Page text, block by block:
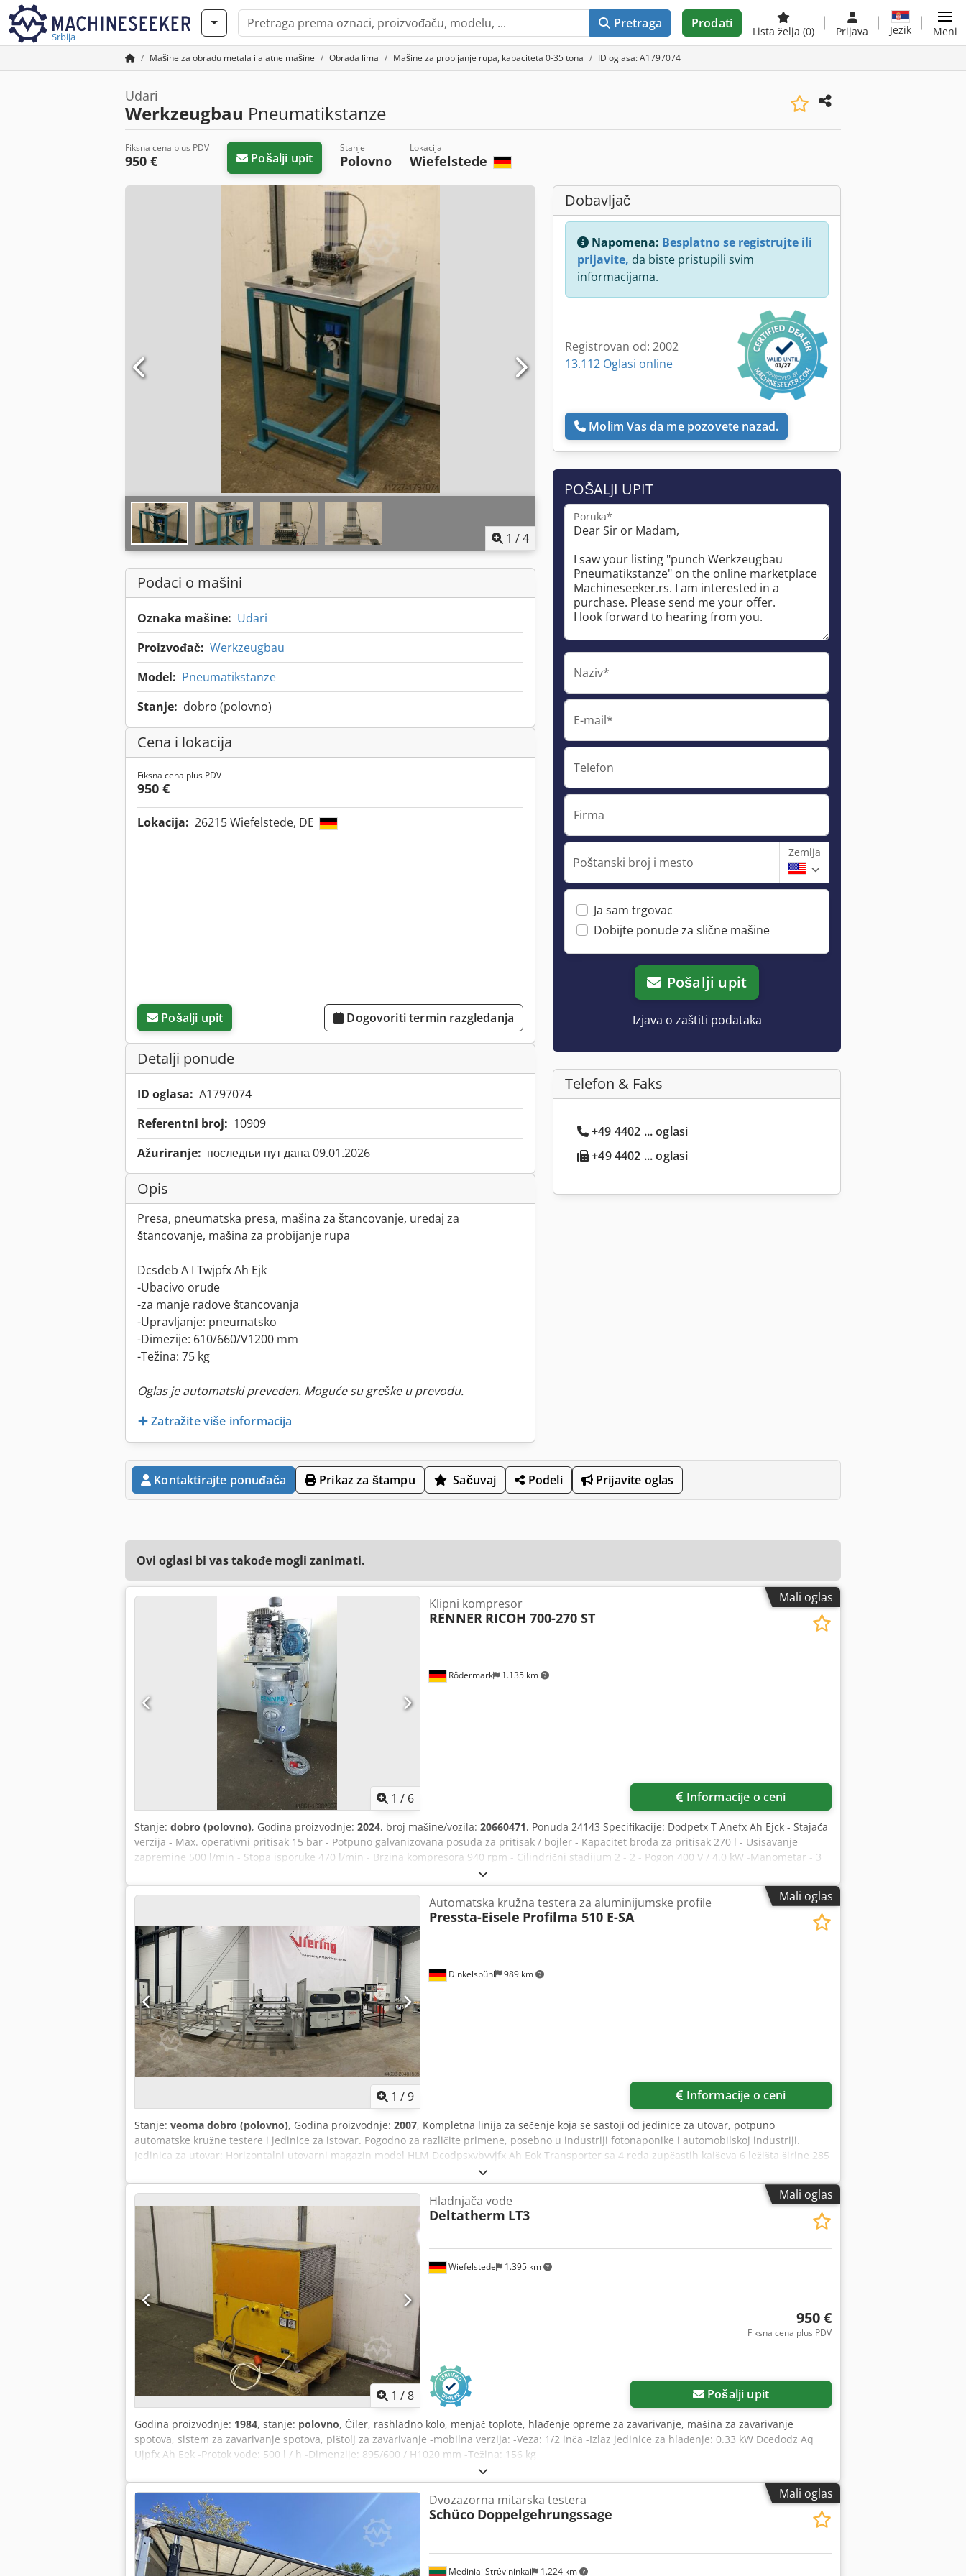
Srbija
Pretraga Prodati
Lista želja (0) Prijava Jezik Meni
Mašine za obradu metala i alatne mašine Obrada lima Mašine za probijanje rupa, kapaciteta 0-35 tona ID oglasa: A1797074
Udari
Werkzeugbau Pneumatikstanze
Fiksna cena plus PDV
950 € Pošalji upit
Stanje
Polovno
Lokacija
Wiefelstede
1 /4
Podaci o mašini
Oznaka mašine: Udari
Proizvođač: Werkzeugbau
Model: Pneumatikstanze
Stanje: dobro (polovno)
Cena i lokacija
Fiksna cena plus PDV
950 €
Lokacija: 26215 Wiefelstede, DE
Pošalji upit Dogovoriti termin razgledanja
Detalji ponude
ID oglasa: A1797074
Referentni broj: 10909
Ažuriranje: последњи пут дана 09.01.2026
Opis
Presa, pneumatska presa, mašina za štancovanje, uređaj za
štancovanje, mašina za probijanje rupa
Dcsdeb A I Twjpfx Ah Ejk
-Ubacivo oruđe
-za manje radove štancovanja
-Upravljanje: pneumatsko
-Dimezije: 610/660/V1200 mm
-Težina: 75 kg
Oglas je automatski preveden. Moguće su greške u prevodu.
Zatražite više informacija
Dobavljač
Napomena: Besplatno se registrujte ili
prijavite, da biste pristupili svim
informacijama.
Registrovan od: 2002
13.112 Oglasi online
Molim Vas da me pozovete nazad.
POŠALJI UPIT
Poruka*
Naziv*
E-mail*
Telefon
Firma
Poštanski broj i mesto
Zemlja
Ja sam trgovac
Dobijte ponude za slične mašine
Pošalji upit
Izjava o zaštiti podataka
Telefon & Faks
+49 4402 ... oglasi
+49 4402 ... oglasi
Kontaktirajte ponuđača Prikaz za štampu Sačuvaj Podeli Prijavite oglas
Ovi oglasi bi vas takođe mogli zanimati.
Mali oglas
1 / 6
Rödermark 1.135 km
Klipni kompresor
RENNER RICOH 700-270 ST
Informacije o ceni
Stanje: dobro (polovno), Godina proizvodnje: 2024, broj mašine/vozila: 20660471, Ponuda 24143 Specifikacije: Dodpetx T Anefx Ah Ejck - Stajaća
verzija - Max. operativni pritisak 15 bar - Potpuno galvanizovana posuda za pritisak / bojler - Kapacitet broda za pritisak 270 l - Usisavanje
zapremine 500 l/min - Stopa isporuke 470 l/min - Brzina kompresora 940 rpm - Cilindrični stadijum 2 - 2 - Pogon 400 V / 4.0 kW -Manometar - 3
ljuljaške - Kettle prečnika otprilike. 600 mm - Svemirski zahtev oko. W 800 x H 1850 x D 800 mm - Težina je okona. 240 kg
Mali oglas
1 /9
Dinkelsbühl 989 km
Automatska kružna testera za aluminijumske profile
Pressta-Eisele Profilma 510 E-SA
Informacije o ceni
Stanje: veoma dobro (polovno), Godina proizvodnje: 2007, Kompletna linija za sečenje koja se sastoji od jedinice za utovar, potpuno
automatske kružne testere i jedinice za istovar. Pogodno za različite primene, posebno u industriji fotonaponike i automobilskoj industriji.
Jedinica za utovar: Horizontalni utovarni magazin model HLM Dcodpsxvbvvjfx Ah Eok Transporter sa 4 reda zupčastih kaiševa 6 ležišta širine 285
mm za prihvat profila; maksimalna visina materijala kao kod rezne oblasti testere, okrugli materijal maksimalnog prečnika 130 mm 3 klizne
letvice između zupčastih kaiševa kao dodatna osnova, Minimalna dužina profila 2.700 mm, maksimalna 6.500 mm Testera: Potpuno automatska
kružna testera Pressta-Eisele model PROFILMA 510 E-SA Maksimalni prečnik testernog lista 500 mm Bezbrižno podesiva brzina
Hidropneumatsko ubacivanje testernog lista, stepenasto podešavanje, od pozadi ka napred Siemens S7-300 upravljanje sa ekranom osetljivim
na dodir Reverzirajuća jedinica sa 5 hodova do maksimalno 5.000 mm Električni potisak materijala 3 – 1.000 mm (jednostruki hod) Proširenje
širine reza sa obe strane Pneumatski izvlakač Klapa za otpad posle testere za odsečke i ostatke Dužina odsečka zavisi od profila, od 8 mm
Menzel minimalno podmazivanje Regulacija sile stezanja 2 priključka za odsisavanje Istovar: Površina stola za odlaganje 1.500 mm x 2.500 mm
Pneumatski poprečni pomerač
Mali oglas
1 /8
Wiefelstede 1.395 km
Hladnjača vode
Deltatherm LT3
950 €
Fiksna cena plus PDV
Pošalji upit
Godina proizvodnje: 1984, stanje: polovno, Čiler, rashladno kolo, menjač toplote, hlađenje opreme za zavarivanje, mašina za zavarivanje
spotova, sistem za zavarivanje spotova, pištolj za zavarivanje -mobilna verzija: -Veza: 1/2 inča -Izlaz jedinice za hlađenje: 0.33 kW Dcedodz Aq
Ujpfx Ah Eek -Protok vode: 500 l / h -Dimenzije: 895/600 / H1020 mm -Težina: 156 kg
Mali oglas
Mediniai Strėvininkai 1.224 km
Dvozazorna mitarska testera
Schüco Doppelgehrungssage